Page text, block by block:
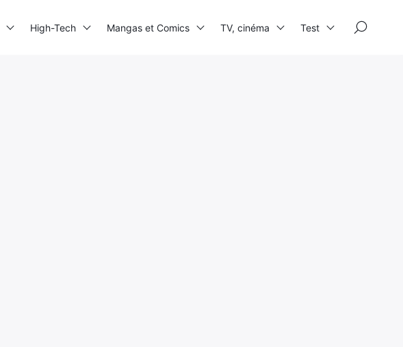
High-Tech Mangas et Comics TV, cinéma Test